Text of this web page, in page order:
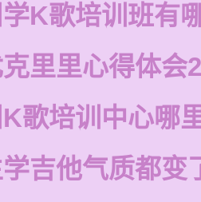
K歌培训班有
里里心得体会
歌培训中心哪
吉他气质都变